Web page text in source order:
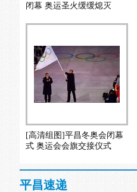
闭幕 奥运圣火缓缓熄灭
[高清组图]平昌冬奥会闭幕
式 奥运会会旗交接仪式
平昌速递